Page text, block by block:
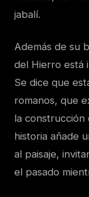
jabalí.
Además de su
del Hierro está
Se dice que
romanos, que
la construcción
historia añade
al paisaje,
el pasado